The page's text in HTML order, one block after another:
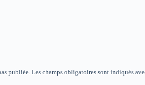
publiée. Les champs obligatoires sont indiqués